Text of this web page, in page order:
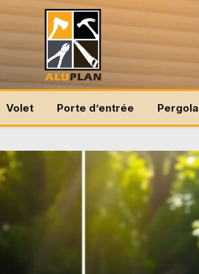
Volet Porte d’entrée Pergola